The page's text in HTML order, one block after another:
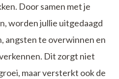
Door samen met je
worden jullie uitgedaagd
angsten te overwinnen en
Dit zorgt niet
maar versterkt ook de